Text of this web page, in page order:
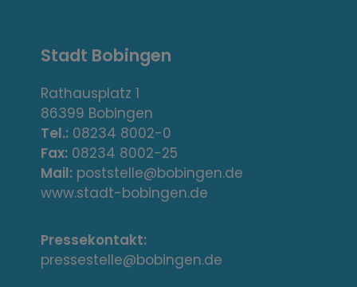
A
d
r
e
s
s
e
/
Stadt Bobingen
Rathausplatz 1
86399 Bobingen
Tel.: 08234 8002-0
Fax: 08234 8002-25
Mail: poststelle@bobingen.de
www.stadt-bobingen.de
Pressekontakt:
pressestelle@bobingen.de